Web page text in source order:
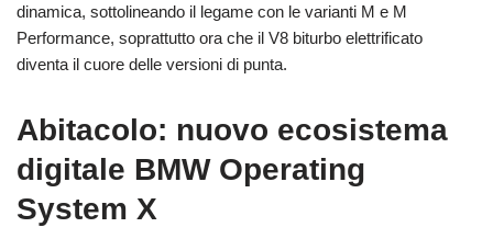
dinamica, sottolineando il legame con le varianti M e M
Performance, soprattutto ora che il V8 biturbo elettrificato
diventa il cuore delle versioni di punta.
Abitacolo: nuovo ecosistema
digitale BMW Operating
System X